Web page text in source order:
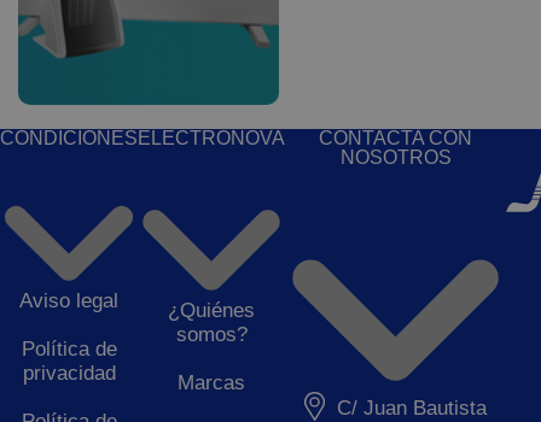
CONDICIONES
Aviso legal
Política de
privacidad
ELECTRONOVA
¿Quiénes
somos?
Marcas
CONTACTA CON
NOSOTROS
C/ Juan Bautista